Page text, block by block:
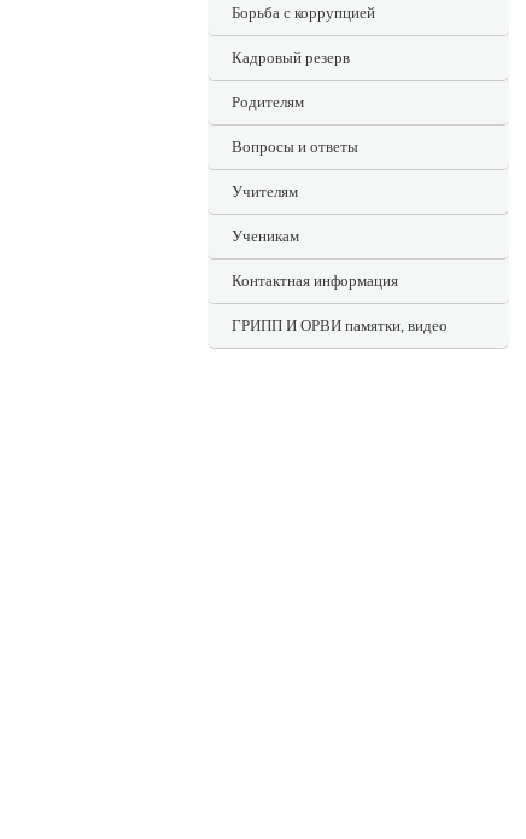
Борьба с коррупцией
Кадровый резерв
Родителям
Вопросы и ответы
Учителям
Ученикам
Контактная информация
ГРИПП И ОРВИ памятки, видео